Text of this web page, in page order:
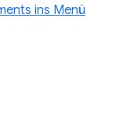
ins Menü